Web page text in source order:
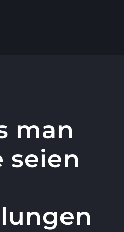
man
seien